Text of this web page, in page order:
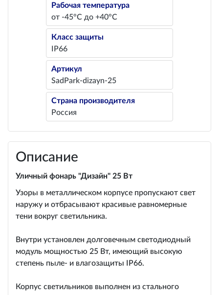
Рабочая температура
от -45°С до +40°С
Класс защиты
IP66
Артикул
SadPark-dizayn-25
Страна производителя
Россия
Описание
Уличный фонарь "Дизайн" 25 Вт
Узоры в металлическом корпусе пропускают свет
наружу и отбрасывают красивые равномерные
тени вокруг светильника.
Внутри установлен долговечным светодиодный
модуль мощностью 25 Вт, имеющий высокую
степень пыле- и влагозащиты IP66.
Корпус светильников выполнен из стального